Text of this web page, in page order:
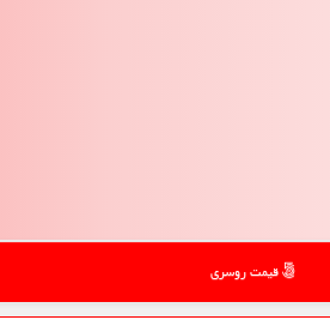
قیمت روسری